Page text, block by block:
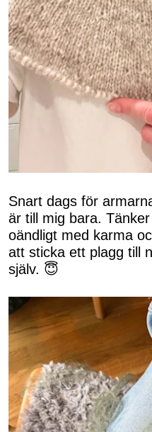
Snart dags för
är till mig bara.
oändligt med karma
att sticka ett plagg till
själv. 😇